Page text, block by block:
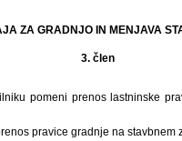
ZA GRADNJO IN MENJAVA
3. člen
pomeni prenos lastninske
pravice gradnje na stavbnem